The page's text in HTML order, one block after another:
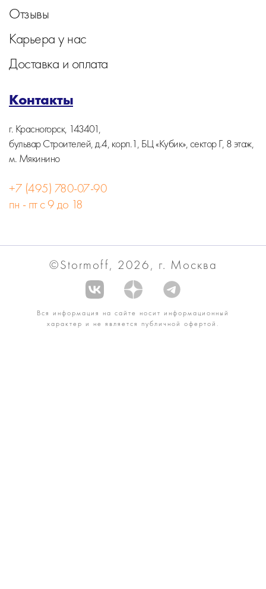
Отзывы
Карьера у нас
Доставка и оплата
Контакты
г. Красногорск, 143401,
бульвар Строителей, д.4, корп.1, БЦ «Кубик», сектор Г, 8 этаж,
м. Мякинино
+7 (495) 780-07-90
пн - пт с 9 до 18
©Stormoff, 2026, г. Москва
Вся информация на сайте носит информационный
характер и не является публичной офертой.